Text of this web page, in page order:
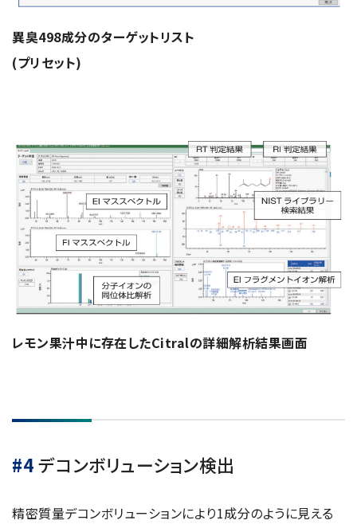
異臭498成分のターゲットリスト
(プリセット)
レモン果汁中に存在したCitralの詳細解析結果画面
#4デコンボリューション検出
精密質量デコンボリューションにより1成分のように見える